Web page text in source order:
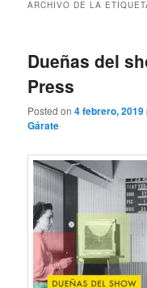
ARCHIVO DE LA
Dueñas del
Press
Posted on4 febrero, 2019
Gárate